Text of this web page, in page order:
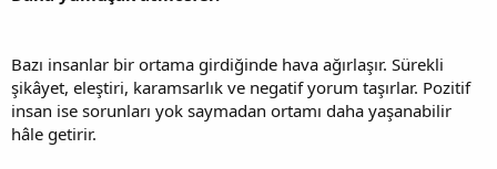
Bazı insanlar bir ortama girdiğinde hava ağırlaşır. Sürekli
şikâyet, eleştiri, karamsarlık ve negatif yorum taşırlar. Pozitif
insan ise sorunları yok saymadan ortamı daha yaşanabilir
hâle getirir.